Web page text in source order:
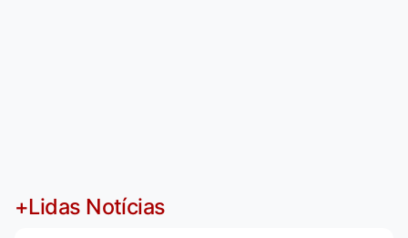
+Lidas Notícias